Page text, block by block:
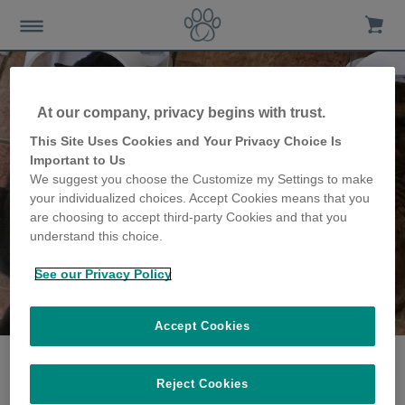
partagent leur histoire
At our company, privacy begins with trust.
This Site Uses Cookies and Your Privacy Choice Is
Important to Us
We suggest you choose the Customize my Settings to make
your individualized choices. Accept Cookies means that you
are choosing to accept third-party Cookies and that you
understand this choice.
See our Privacy Policy
Reject Cookies
Accept Cookies